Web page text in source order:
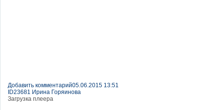
Добавить комментарий05.06.2015 13:51
ID23681 Ирина Горяинова
Загрузка плеера